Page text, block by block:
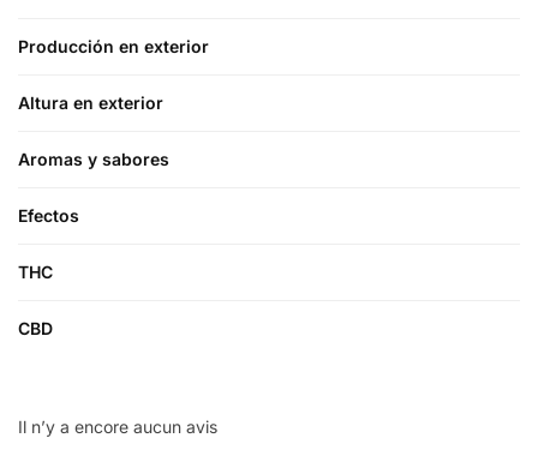
Producción en exterior
Altura en exterior
Aromas y sabores
Efectos
THC
CBD
Il n’y a encore aucun avis